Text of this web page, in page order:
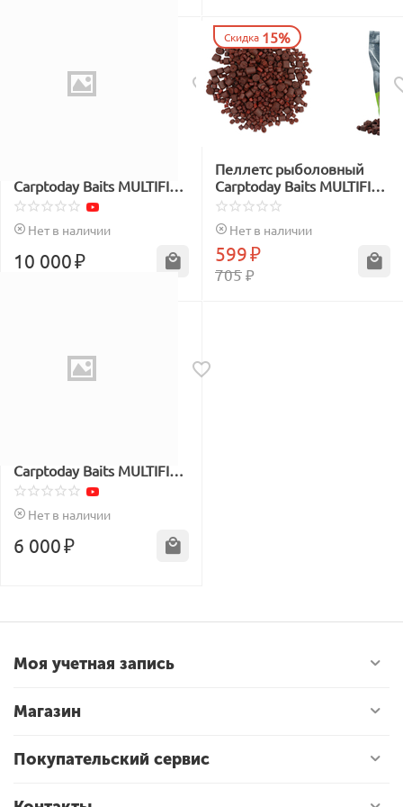
Carptoday Baits MULTIFISH
2.5кг цельный
Нет в наличии
10 000₽
Скидка 15%
Пеллетс рыболовный
Carptoday Baits MULTIFISH
MIX 1кг
Нет в наличии
705₽
599₽
Carptoday Baits MULTIFISH
MIX 2.5кг
Нет в наличии
6 000₽
Моя учетная запись
Магазин
Покупательский сервис